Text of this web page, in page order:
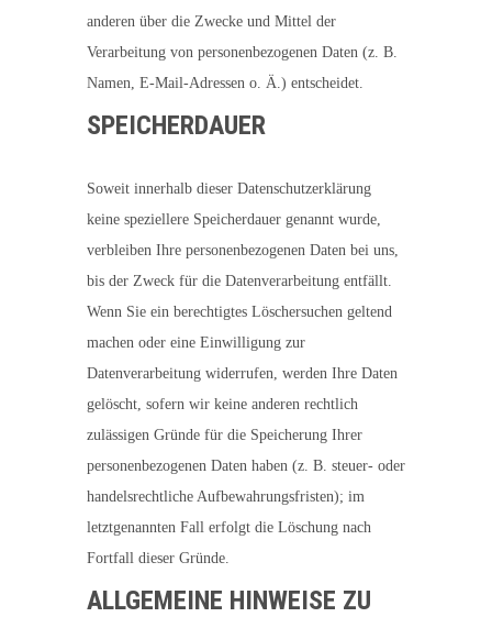
anderen über die Zwecke und Mittel der
Verarbeitung von personenbezogenen Daten (z. B.
Namen, E-Mail-Adressen o. Ä.) entscheidet.
SPEICHERDAUER
Soweit innerhalb dieser Datenschutzerklärung
keine speziellere Speicherdauer genannt wurde,
verbleiben Ihre personenbezogenen Daten bei uns,
bis der Zweck für die Datenverarbeitung entfällt.
Wenn Sie ein berechtigtes Löschersuchen geltend
machen oder eine Einwilligung zur
Datenverarbeitung widerrufen, werden Ihre Daten
gelöscht, sofern wir keine anderen rechtlich
zulässigen Gründe für die Speicherung Ihrer
personenbezogenen Daten haben (z. B. steuer- oder
handelsrechtliche Aufbewahrungsfristen); im
letztgenannten Fall erfolgt die Löschung nach
Fortfall dieser Gründe.
ALLGEMEINE HINWEISE ZU